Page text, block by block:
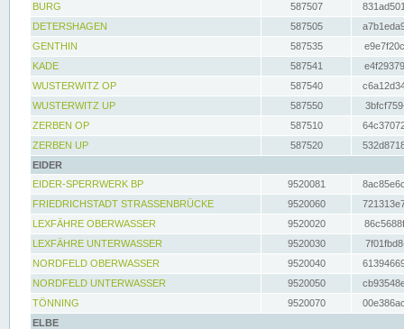
BURG
587507
DETERSHAGEN
587505
GENTHIN
587535
KADE
587541
WUSTERWITZ OP
587540
WUSTERWITZ UP
587550
ZERBEN OP
587510
ZERBEN UP
587520
EIDER
EIDER-SPERRWERK BP
9520081
FRIEDRICHSTADT STRASSENBRÜCKE
9520060
LEXFÄHRE OBERWASSER
9520020
LEXFÄHRE UNTERWASSER
9520030
NORDFELD OBERWASSER
9520040
NORDFELD UNTERWASSER
9520050
TÖNNING
9520070
ELBE